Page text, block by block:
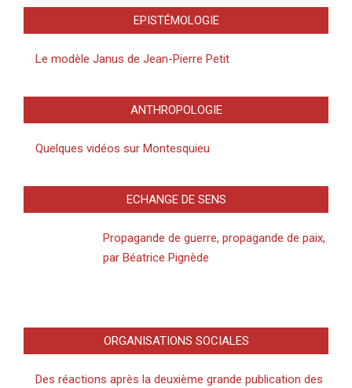
EPISTÉMOLOGIE
Le modèle Janus de Jean-Pierre Petit
ANTHROPOLOGIE
Quelques vidéos sur Montesquieu
ECHANGE DE SENS
Propagande de guerre, propagande de paix,
par Béatrice Pignède
ORGANISATIONS SOCIALES
Des réactions après la deuxième grande publication des